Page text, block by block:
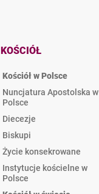
KOŚCIÓŁ
Kościół w Polsce
Nuncjatura Apostolska w
Polsce
Diecezje
Biskupi
Życie konsekrowane
Instytucje kościelne w
Polsce